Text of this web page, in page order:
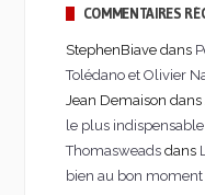
COMMENTAIRES
StephenBiave dans
Tolédano et Olivier
Jean Demaison dans
le plus indispensable
Thomasweadsdans
bien au bon moment